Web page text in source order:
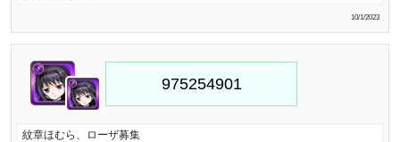
10/1/2023
紋章ほむら、ローザ募集